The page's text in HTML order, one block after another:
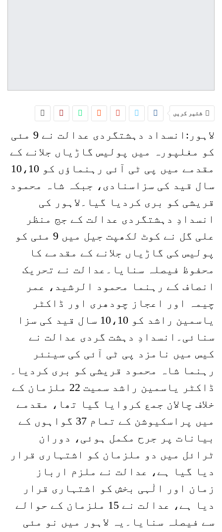
شئیر کریں
لاہور:انسداد دہشتگردی عدالت نے 9 مئی
کو مغلپورہ میں پولیس گاڑیاں جلانے کے
مقدمے میں پی ٹی آئی رہنماؤں کو 10،10
سال قید کی سزاسنادی، جبکہ شاہ محمود
قریشی کو بری کردیا گیا۔لاہور کی
انسدادِ دہشتگردی عدالت کے جج منظر
علی گل نے کوٹ لکھپت جیل میں 9 مئی کو
پولیس کی گاڑیاں جلانے کے مقدمے کا
محفوظ فیصلہ سنایا۔عدالت نے تحریک
انصاف کے رہنما محمود الرشید، عمر
چیمہ اور اعجاز چودھری اور ڈاکٹر
یاسمین راشد کو 10،10 سال قید کی سزا
سنائی۔انسدادِ دہشت گردی عدالت نے
کیس میں نامزد پی ٹی آئی کی سینئر
رہنما شاہ محمود قریشی کو بری کردیا۔
ڈاکٹر یاسمین راشد سمیت 22 ملزمان کے
خلاف چالان جمع کروایا گیا تھا، مقدمے
میں پراسکیوشن کے تمام 37 گواہوں کے
بیانات پر جرح مکمل ہوئی، دوران
ٹرائل میں دو ملزمان کو اشتہاری قرار
دیا گیا ہے، عدالت نے ملزم ارباز
زمان اور الٰہی بخش کو اشتہاری قرار
دیا ہے، عدالت نے 15 ملزمان کے حوالے
سے فیصلہ سنایا۔یہ لاہور میں نو مئی